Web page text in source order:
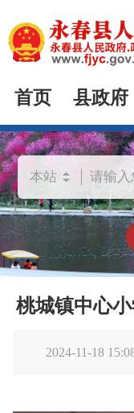
首页 县政府
桃城镇中心
2024-11-18